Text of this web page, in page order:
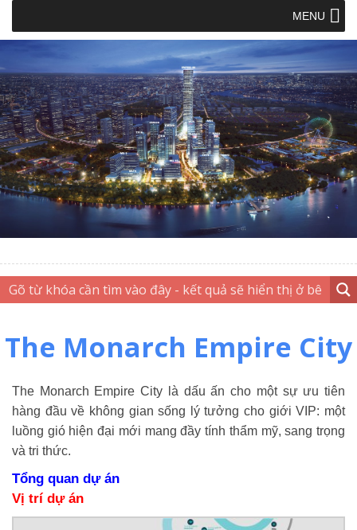
MENU
The Monarch Empire City
The Monarch Empire City là dấu ấn cho một sự ưu tiên
hàng đầu về không gian sống lý tưởng cho giới VIP: một
luồng gió hiện đại mới mang đầy tính thẩm mỹ, sang trọng
và tri thức.
Tổng quan dự án
Vị trí dự án